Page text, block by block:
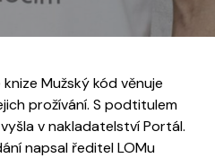
Mužský kód věnuje
prožívání. S podtitulem
v nakladatelství Portál.
napsal ředitel LOMu